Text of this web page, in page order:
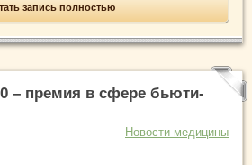
запись полностью
– премия в сфере бьюти-
Новости медицины